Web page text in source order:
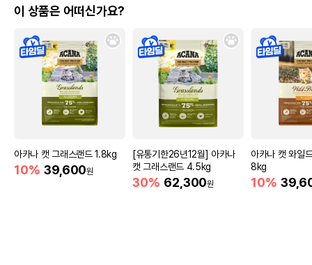
이 상품은 어떠신가요?
아카나 캣 그래스랜드 1.8kg
10% 39,600원
[유통기한26년12월] 아카나
캣 그래스랜드 4.5kg
30% 62,300원
아카나 캣 와일
8kg
10%